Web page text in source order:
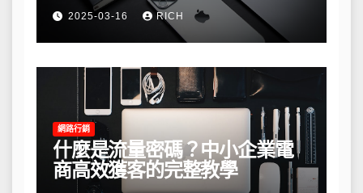
2025-03-16 RICH
網路行銷
什麼是流量密碼？中小企業電
商高效獲客的完整教學